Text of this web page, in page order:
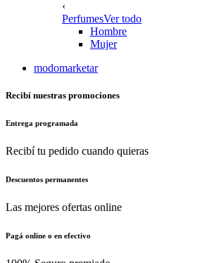
‹
PerfumesVer todo
Hombre
Mujer
modomarketar
Recibí nuestras promociones
Entrega programada
Recibí tu pedido cuando quieras
Descuentos permanentes
Las mejores ofertas online
Pagá online o en efectivo